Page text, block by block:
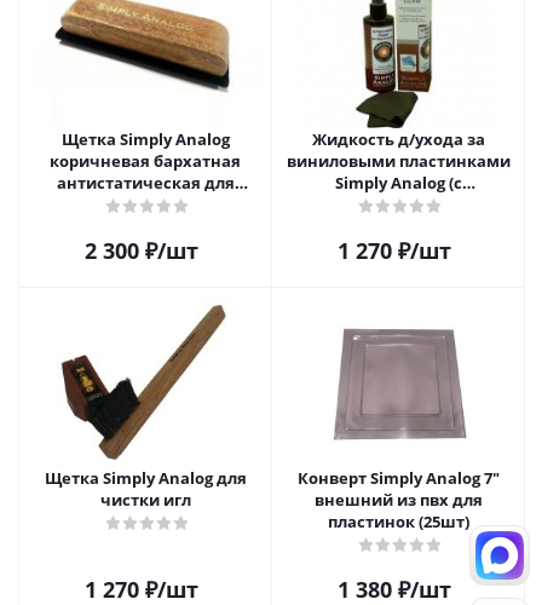
Щетка Simply Analog
коричневая бархатная
антистатическая для
чистки виниловых
2 300₽/шт
Жидкость д/ухода за
виниловыми пластинками
Simply Analog (с
распылителем, 200 мл) и
1 270₽/шт
Щетка Simply Analog для
чистки игл
1 270₽/шт
Конверт Simply Analog 7"
внешний из пвх для
пластинок (25шт)
1 380₽/шт